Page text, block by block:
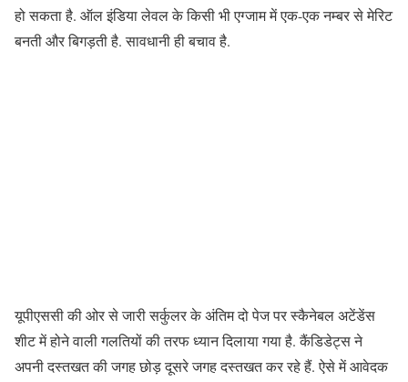
हो सकता है. ऑल इंडिया लेवल के किसी भी एग्जाम में एक-एक नम्बर से मेरिट
बनती और बिगड़ती है. सावधानी ही बचाव है.
यूपीएससी की ओर से जारी सर्कुलर के अंतिम दो पेज पर स्कैनेबल अटेंडेंस
शीट में होने वाली गलतियों की तरफ ध्यान दिलाया गया है. कैंडिडेट्स ने
अपनी दस्तखत की जगह छोड़ दूसरे जगह दस्तखत कर रहे हैं. ऐसे में आवेदक